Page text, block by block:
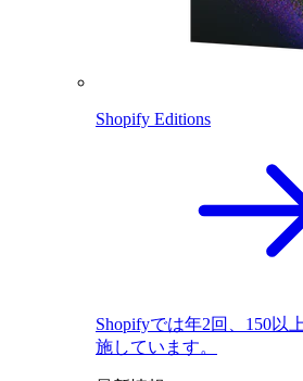
Shopify Editions
Shopifyでは年2回、150以
施しています。